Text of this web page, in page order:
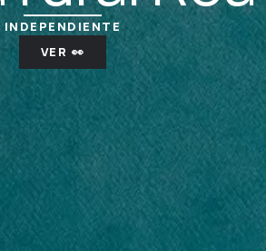
INDEPENDIENTE
VER 👀